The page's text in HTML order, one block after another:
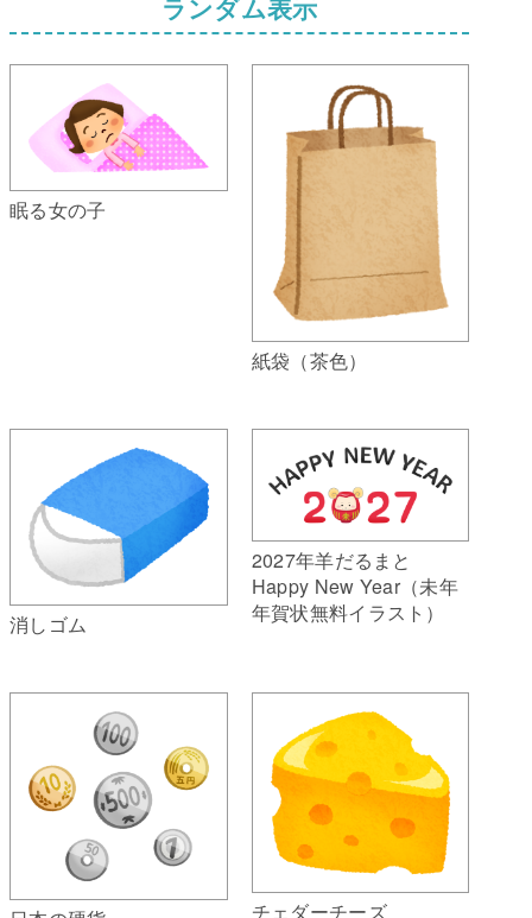
ランダム表示
眠る女の子
紙袋（茶色）
消しゴム
2027年羊だるまと
Happy New Year（未年
年賀状無料イラスト）
チェダーチーズ